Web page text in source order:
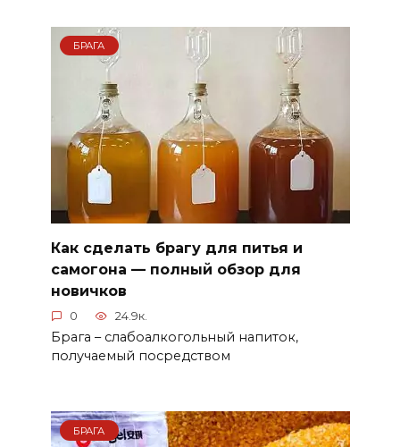
БРАГА
Как сделать брагу для питья и
самогона — полный обзор для
новичков
0 24.9к.
Брага – слабоалкогольный напиток,
получаемый посредством
БРАГА